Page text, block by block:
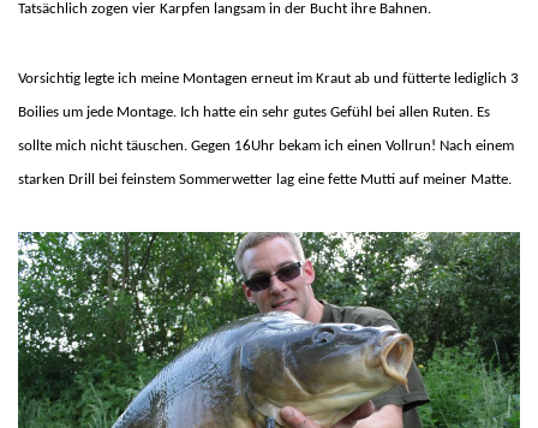
Tatsächlich zogen vier Karpfen langsam in der Bucht ihre Bahnen.
Vorsichtig legte ich meine Montagen erneut im Kraut ab und fütterte lediglich 3
Boilies um jede Montage. Ich hatte ein sehr gutes Gefühl bei allen Ruten. Es
sollte mich nicht täuschen. Gegen 16Uhr bekam ich einen Vollrun! Nach einem
starken Drill bei feinstem Sommerwetter lag eine fette Mutti auf meiner Matte.